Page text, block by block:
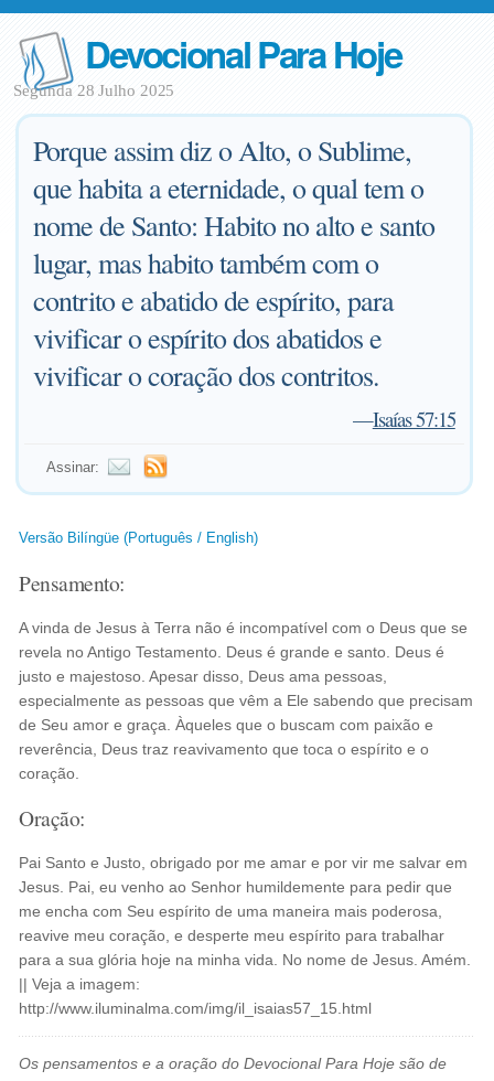
Devocional Para Hoje
Segunda 28 Julho 2025
Porque assim diz o Alto, o Sublime,
que habita a eternidade, o qual tem o
nome de Santo: Habito no alto e santo
lugar, mas habito também com o
contrito e abatido de espírito, para
vivificar o espírito dos abatidos e
vivificar o coração dos contritos.
—Isaías 57:15
Assinar:
Versão Bilíngüe (Português / English)
Pensamento:
A vinda de Jesus à Terra não é incompatível com o Deus que se
revela no Antigo Testamento. Deus é grande e santo. Deus é
justo e majestoso. Apesar disso, Deus ama pessoas,
especialmente as pessoas que vêm a Ele sabendo que precisam
de Seu amor e graça. Àqueles que o buscam com paixão e
reverência, Deus traz reavivamento que toca o espírito e o
coração.
Oração:
Pai Santo e Justo, obrigado por me amar e por vir me salvar em
Jesus. Pai, eu venho ao Senhor humildemente para pedir que
me encha com Seu espírito de uma maneira mais poderosa,
reavive meu coração, e desperte meu espírito para trabalhar
para a sua glória hoje na minha vida. No nome de Jesus. Amém.
|| Veja a imagem:
http://www.iluminalma.com/img/il_isaias57_15.html
Os pensamentos e a oração do Devocional Para Hoje são de